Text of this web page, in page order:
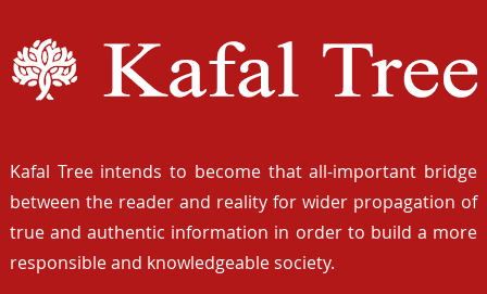
Kafal Tree intends to become that all-important bridge
between the reader and reality for wider propagation of
true and authentic information in order to build a more
responsible and knowledgeable society.